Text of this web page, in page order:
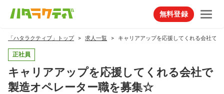
無料登録
「ハタラクティブ」トップ 求人一覧 キャリアアップを応援してくれる会社で
正社員
キャリアアップを応援してくれる会社で
製造オペレーター職を募集☆